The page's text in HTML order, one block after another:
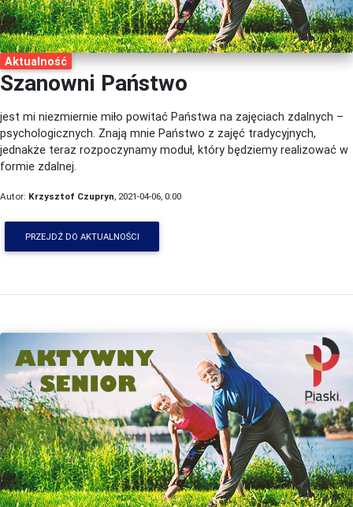
Aktualność
Szanowni Państwo
jest mi niezmiernie miło powitać Państwa na zajęciach zdalnych –
psychologicznych. Znają mnie Państwo z zajęć tradycyjnych,
jednakże teraz rozpoczynamy moduł, który będziemy realizować w
formie zdalnej.
Autor: Krzysztof Czupryn , 2021-04-06, 0:00
PRZEJDŹ DO AKTUALNOŚCI